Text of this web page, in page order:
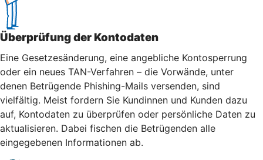
Überprüfung der Kontodaten
Eine Gesetzesänderung, eine angebliche Kontosperrung
oder ein neues TAN-Verfahren – die Vorwände, unter
denen Betrügende Phishing-Mails versenden, sind
vielfältig. Meist fordern Sie Kundinnen und Kunden dazu
auf, Kontodaten zu überprüfen oder persönliche Daten zu
aktualisieren. Dabei fischen die Betrügenden alle
eingegebenen Informationen ab.